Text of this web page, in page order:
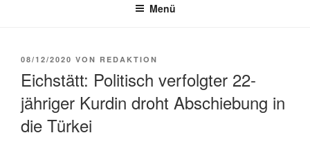
Menü
08/12/2020 VON REDAKTION
Eichstätt: Politisch verfolgter 22-
jähriger Kurdin droht Abschiebung in
die Türkei